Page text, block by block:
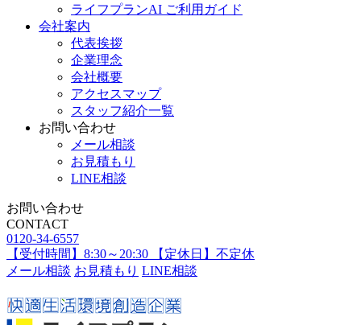
ライフプランAI ご利用ガイド
会社案内
代表挨拶
企業理念
会社概要
アクセスマップ
スタッフ紹介一覧
お問い合わせ
メール相談
お見積もり
LINE相談
お問い合わせ
CONTACT
0120-34-6557
【受付時間】8:30～20:30 【定休日】不定休
メール相談 お見積もり LINE相談